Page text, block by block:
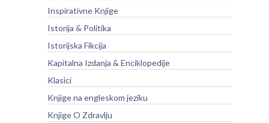
Inspirativne Knjige
Istorija & Politika
Istorijska Fikcija
Kapitalna Izdanja & Enciklopedije
Klasici
Knjige na engleskom jeziku
Knjige O Zdravlju